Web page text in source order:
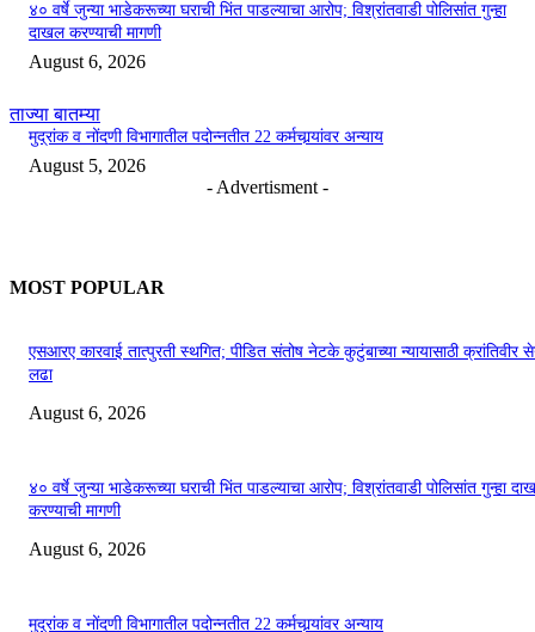
४० वर्षे जुन्या भाडेकरूच्या घराची भिंत पाडल्याचा आरोप; विश्रांतवाडी पोलिसांत गुन्हा
दाखल करण्याची मागणी
August 6, 2026
ताज्या बातम्या
मुद्रांक व नोंदणी विभागातील पदोन्नतीत 22 कर्मचार्‍यांवर अन्याय
August 5, 2026
- Advertisment -
MOST POPULAR
एसआरए कारवाई तात्पुरती स्थगित; पीडित संतोष नेटके कुटुंबाच्या न्यायासाठी क्रांतिवीर
लढा
August 6, 2026
४० वर्षे जुन्या भाडेकरूच्या घराची भिंत पाडल्याचा आरोप; विश्रांतवाडी पोलिसांत गुन्हा
करण्याची मागणी
August 6, 2026
मुद्रांक व नोंदणी विभागातील पदोन्नतीत 22 कर्मचार्‍यांवर अन्याय